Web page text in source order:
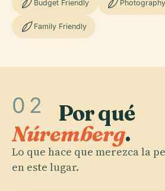
Budget Friendly
Family Friendly
02 Por qué
Núremberg.
Lo que hace que merezca la
en este lugar.